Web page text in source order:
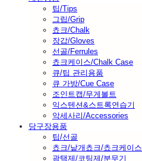
팁/Tips
그립/Grip
쵸크/Chalk
장갑/Gloves
선골/Ferrules
쵸크케이스/Chalk Case
큐/팁 관리용품
큐 가방/Cue Case
조인트캡/무게볼트
익스텐션&스트록연습기
악세사리/Accessories
당구장용품
팁/선골
쵸크/낱개쵸크/쵸크케이스
광택제/코팅제/분무기